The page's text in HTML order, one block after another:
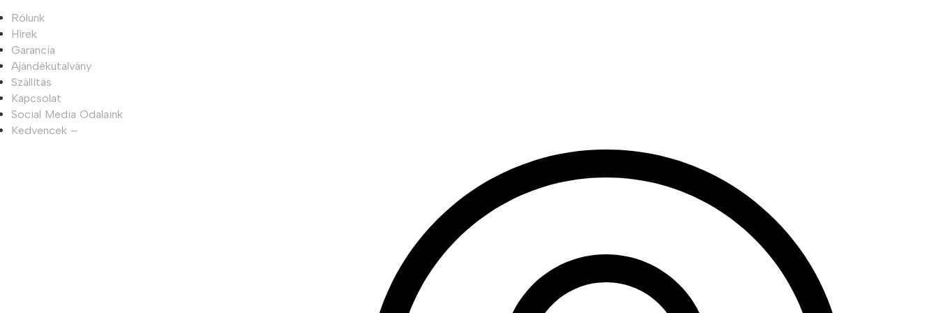
Rólunk
Hírek
Garancia
Ajándékutalvány
Szállítás
Kapcsolat
Social Media Odalaink
Kedvencek –